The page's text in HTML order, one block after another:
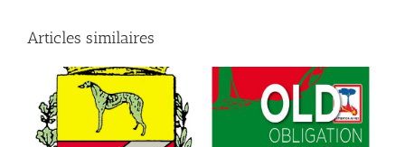
Articles similaires